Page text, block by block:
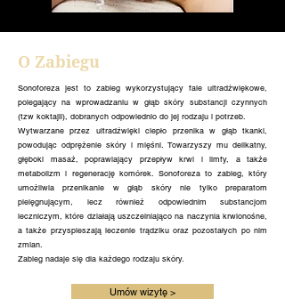
O Zabiegu
Sonoforeza jest to zabieg wykorzystujący fale ultradźwiękowe,
polegający na wprowadzaniu w głąb skóry substancji czynnych
(tzw koktajli), dobranych odpowiednio do jej rodzaju i potrzeb.
Wytwarzane przez ultradźwięki ciepło przenika w głąb tkanki,
powodując odprężenie skóry i mięśni. Towarzyszy mu delikatny,
głęboki masaż, poprawiający przepływ krwi i limfy, a także
metabolizm i regenerację komórek. Sonoforeza to zabieg, który
umożliwia przenikanie w głąb skóry nie tylko preparatom
pielęgnującym, lecz również odpowiednim substancjom
leczniczym, które działają uszczelniająco na naczynia krwionośne,
a także przyspieszają leczenie trądziku oraz pozostałych po nim
zmian.
Zabieg nadaje się dla każdego rodzaju skóry.
Umów wizytę >